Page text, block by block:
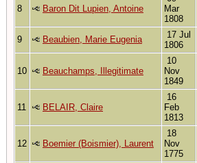
8 Baron Dit Lupien, Antoine
Mar
1808
9 Beaubien, Marie Eugenia
17 Jul
1806
10 Beauchamps, Illegitimate
10
Nov
1849
11 BELAIR, Claire
16
Feb
1813
12 Boemier (Boismier), Laurent
18
Nov
1775